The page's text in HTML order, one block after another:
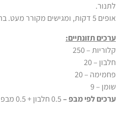
לתנור.
אופים 5 דקות, ומגישים מקורר מעט. בתאבון!
ערכים תזונתיים:
קלוריות – 250
חלבון – 20
פחמימה – 20
שומן – 9
ערכים לפי מבפ –0.5 חלבון + 0.5 מבפ פחמימה + 0.5 מבפ שומן